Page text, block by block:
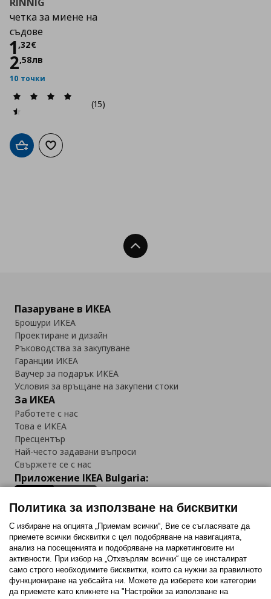
четка за миене на
съдове
1 ,32€
Цена
2,58лв
10 точки
(15)
Добави в кошницата
Добави към списъка с любими
Нагоре
Пазаруване в ИКЕА
Брошури ИКЕА
Проектиране и дизайн
Ръководства за закупуване
Гаранции ИКЕА
Ваучер за подарък ИКЕА
Условия за връщане на закупени стоки
За ИКЕА
Работете с нас
Това е ИКЕА
Пресцентър
Най-често задавани въпроси
Свържете се с нас
Приложение IKEA Bulgaria:
Последвайте ни:
FacebookTwitterYoutubePinterestInstagram
Политика за използване на бисквитки
С избиране на опцията „Приемам всички“, Вие се съгласявате да
приемете всички бисквитки с цел подобряване на навигацията,
анализ на посещенията и подобряване на маркетинговите ни
активности. При избор на „Отхвърлям всички“ ще се инсталират
само строго необходимитe бисквитки, които са нужни за правилното
функциониране на уебсайта ни. Можете да изберете кои категории
да приемете като кликнете на "Настройки за използване на